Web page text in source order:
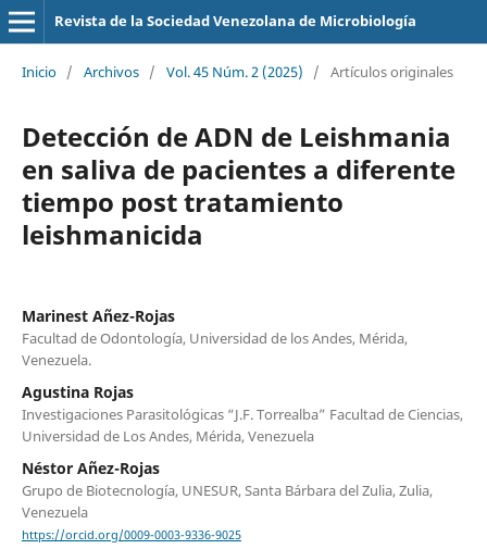
Revista de la Sociedad Venezolana de Microbiología
Inicio / Archivos / Vol. 45 Núm. 2 (2025) / Artículos originales
Detección de ADN de Leishmania
en saliva de pacientes a diferente
tiempo post tratamiento
leishmanicida
Marinest Añez-Rojas
Facultad de Odontología, Universidad de los Andes, Mérida,
Venezuela.
Agustina Rojas
Investigaciones Parasitológicas “J.F. Torrealba” Facultad de Ciencias,
Universidad de Los Andes, Mérida, Venezuela
Néstor Añez-Rojas
Grupo de Biotecnología, UNESUR, Santa Bárbara del Zulia, Zulia,
Venezuela
https://orcid.org/0009-0003-9336-9025